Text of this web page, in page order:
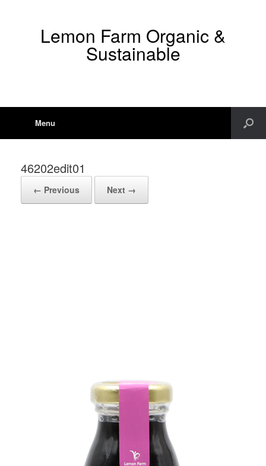
Lemon Farm Organic &
Sustainable
Menu
46202edit01
← Previous Next →